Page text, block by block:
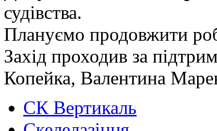
судівства.
Плануємо продовжити
Захід проходив за
Копейка, Валентина
СК Вертикаль